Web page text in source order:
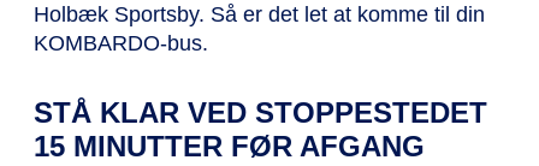
Holbæk Sportsby. Så er det let at komme til din
KOMBARDO-bus.
STÅ KLAR VED STOPPESTEDET
15 MINUTTER FØR AFGANG